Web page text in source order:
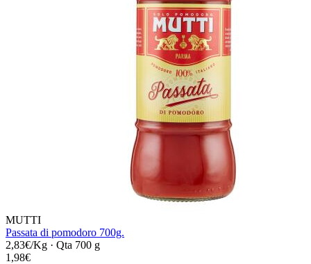
MUTTI
Passata di pomodoro 700g.
2,83€/Kg · Qta 700 g
1,98€